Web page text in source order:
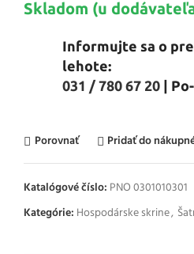
Skladom (u
Informujte sa o
lehote:
031 / 780 67 20 |
Porovnať Pridať do
Katalógové číslo: PNO 0301010301
Kategórie: Hospodárske skrine,